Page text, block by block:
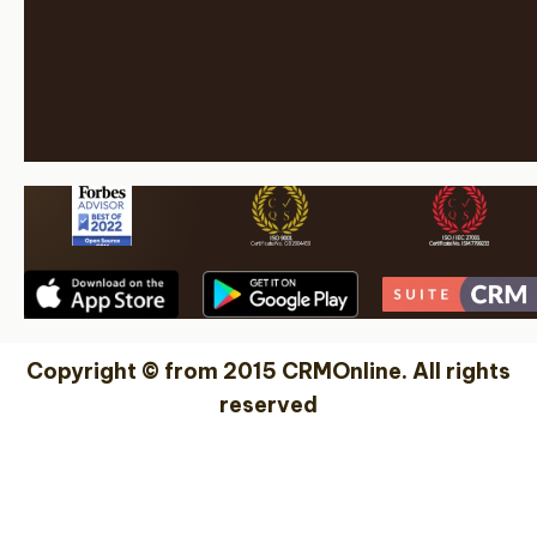
Copyright © from 2015 CRMOnline. All rights
reserved